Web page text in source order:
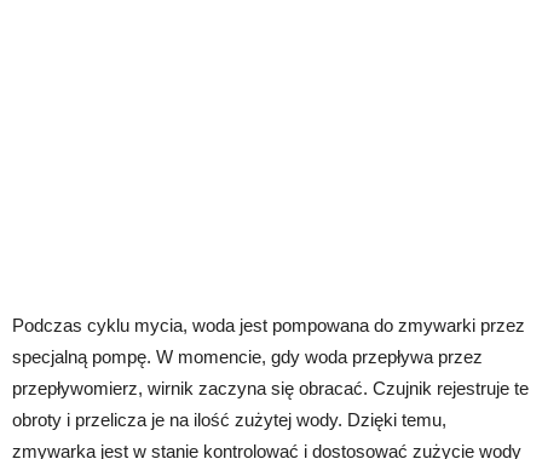
Podczas cyklu mycia, woda jest pompowana do zmywarki przez
specjalną pompę. W momencie, gdy woda przepływa przez
przepływomierz, wirnik zaczyna się obracać. Czujnik rejestruje te
obroty i przelicza je na ilość zużytej wody. Dzięki temu,
zmywarka jest w stanie kontrolować i dostosować zużycie wody